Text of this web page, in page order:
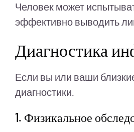
Человек может
эффективно выводить
Диагностика
Если вы или ваши
диагностики.
1. Физикальное